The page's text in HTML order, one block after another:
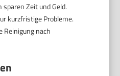
Zeit und Geld.
kurzfristige Probleme.
Reinigung nach